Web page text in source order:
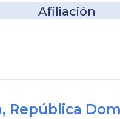
Afiliación
República